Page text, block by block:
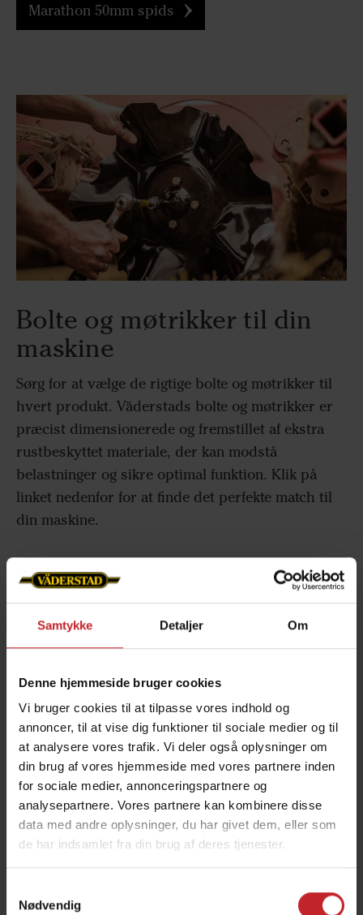
Samtykke Detaljer Om
Denne hjemmeside bruger cookies
Vi bruger cookies til at tilpasse vores indhold og
annoncer, til at vise dig funktioner til sociale medier og til
at analysere vores trafik. Vi deler også oplysninger om
din brug af vores hjemmeside med vores partnere inden
for sociale medier, annonceringspartnere og
analysepartnere. Vores partnere kan kombinere disse
data med andre oplysninger, du har givet dem, eller som
de har indsamlet fra din brug af deres tjenester.
Nødvendig
Marathon 50mm spids
Bolte og møtrikker til din
maskine
Sørg for at vælge de rigtige bolte og møtrikker til
hvert produkt. Väderstads bolte og møtrikker er
præcist dimensionerede og fremstillet af ekstra
rustbeskyttet materiale, der kan modstå
belastninger og sikre optimal funktion. Klik på
linket nedenfor for at finde det perfekte match til
din maskine.
Download brochuren om Väderstad bolte og møtrikker
Du vil måske også være
interesseret i følgende
produkter